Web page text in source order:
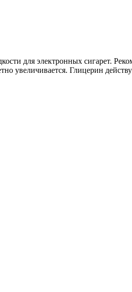
для электронных сигарет.
увеличивается. Глицерин